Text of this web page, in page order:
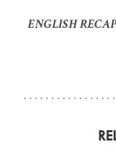
ENGLISH